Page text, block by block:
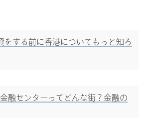
をする前に香港についてもっと知ろ
融センターってどんな街？金融の